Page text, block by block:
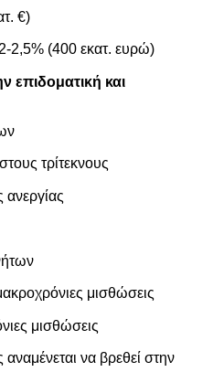
€)
2,5% (400 εκατ. ευρώ)
επιδοματική και
τρίτεκνους
μισθώσεις
μισθώσεις
να βρεθεί στην